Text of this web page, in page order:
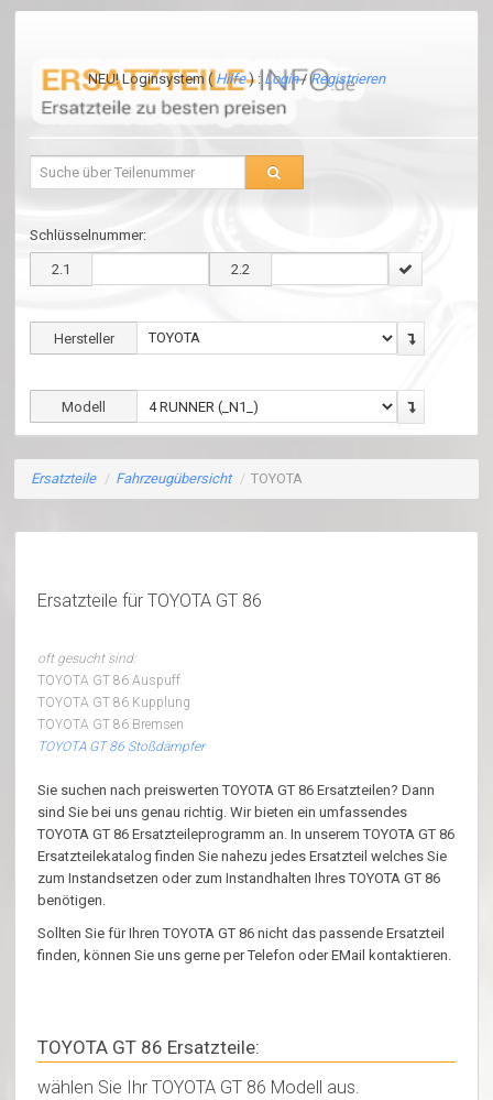
NEU! Loginsystem ( Hilfe) : Login/Registrieren
Schlüsselnummer:
2.1 2.2
Hersteller
Modell
Ersatzteile / Fahrzeugübersicht / TOYOTA
Ersatzteile für TOYOTA GT 86
oft gesucht sind:
TOYOTA GT 86 Auspuff
TOYOTA GT 86 Kupplung
TOYOTA GT 86 Bremsen
TOYOTA GT 86 Stoßdämpfer
Sie suchen nach preiswerten TOYOTA GT 86 Ersatzteilen? Dann
sind Sie bei uns genau richtig. Wir bieten ein umfassendes
TOYOTA GT 86 Ersatzteileprogramm an. In unserem TOYOTA GT 86
Ersatzteilekatalog finden Sie nahezu jedes Ersatzteil welches Sie
zum Instandsetzen oder zum Instandhalten Ihres TOYOTA GT 86
benötigen.
Sollten Sie für Ihren TOYOTA GT 86 nicht das passende Ersatzteil
finden, können Sie uns gerne per Telefon oder EMail kontaktieren.
TOYOTA GT 86 Ersatzteile:
wählen Sie Ihr TOYOTA GT 86 Modell aus.